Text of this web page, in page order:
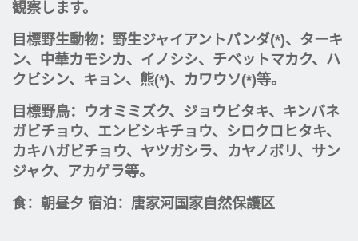
観察します。
目標野生動物：野生ジャイアントパンダ(*)、ターキ
ン、中華カモシカ、イノシシ、チベットマカク、ハ
クビシン、キョン、熊(*)、カワウソ(*)等。
目標野鳥：ウオミミズク、ジョウビタキ、キンバネ
ガビチョウ、エンビシキチョウ、シロクロヒタキ、
カキハガビチョウ、ヤツガシラ、カヤノボリ、サン
ジャク、アカゲラ等。
食：朝昼夕 宿泊：唐家河国家自然保護区